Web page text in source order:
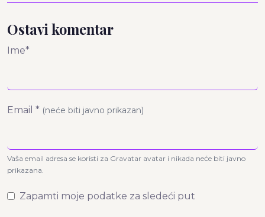
Ostavi komentar
Ime*
Email * (neće biti javno prikazan)
Vaša email adresa se koristi za Gravatar avatar i nikada neće biti javno
prikazana.
Zapamti moje podatke za sledeći put